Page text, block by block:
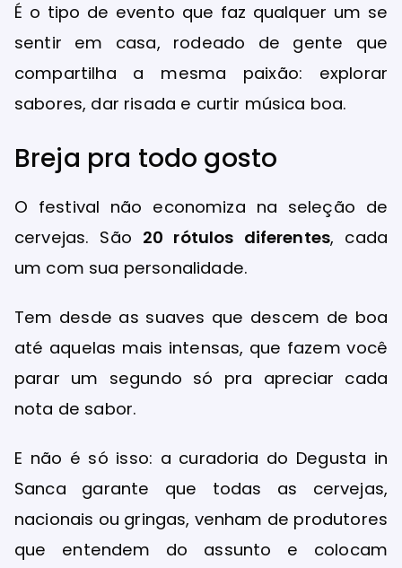
É o tipo de evento que faz qualquer um se
sentir em casa, rodeado de gente que
compartilha a mesma paixão: explorar
sabores, dar risada e curtir música boa.
Breja pra todo gosto
O festival não economiza na seleção de
cervejas. São 20 rótulos diferentes, cada
um com sua personalidade.
Tem desde as suaves que descem de boa
até aquelas mais intensas, que fazem você
parar um segundo só pra apreciar cada
nota de sabor.
E não é só isso: a curadoria do Degusta in
Sanca garante que todas as cervejas,
nacionais ou gringas, venham de produtores
que entendem do assunto e colocam